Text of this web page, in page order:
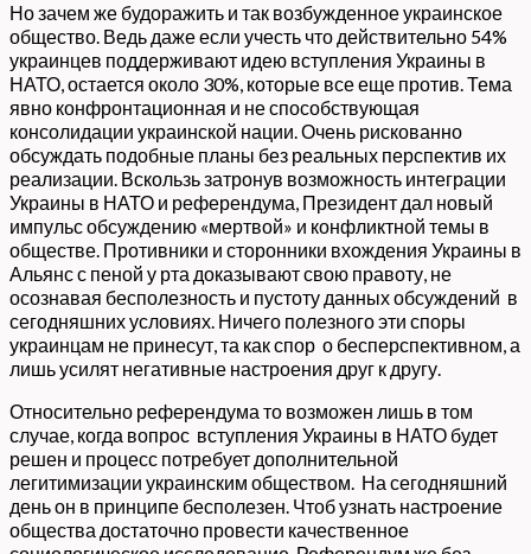
Но зачем же будоражить и так возбужденное украинское
общество. Ведь даже если учесть что действительно 54%
украинцев поддерживают идею вступления Украины в
НАТО, остается около 30%, которые все еще против. Тема
явно конфронтационная и не способствующая
консолидации украинской нации. Очень рискованно
обсуждать подобные планы без реальных перспектив их
реализации. Вскользь затронув возможность интеграции
Украины в НАТО и референдума, Президент дал новый
импульс обсуждению «мертвой» и конфликтной темы в
обществе. Противники и сторонники вхождения Украины в
Альянс с пеной у рта доказывают свою правоту, не
осознавая бесполезность и пустоту данных обсуждений в
сегодняшних условиях. Ничего полезного эти споры
украинцам не принесут, та как спор о бесперспективном, а
лишь усилят негативные настроения друг к другу.
Относительно референдума то возможен лишь в том
случае, когда вопрос вступления Украины в НАТО будет
решен и процесс потребует дополнительной
легитимизации украинским обществом. На сегодняшний
день он в принципе бесполезен. Чтоб узнать настроение
общества достаточно провести качественное